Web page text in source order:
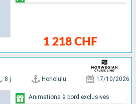
1 218 CHF
8 j Honolulu 17/10/2026
Animations à bord exclusives